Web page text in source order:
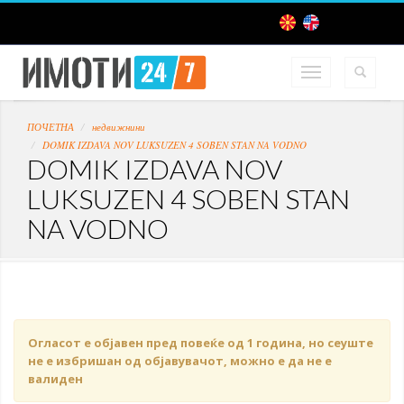
ПОЧЕТНА
недвижнини
DOMIK IZDAVA NOV LUKSUZEN 4 SOBEN STAN NA VODNO
DOMIK IZDAVA NOV
LUKSUZEN 4 SOBEN STAN
NA VODNO
Огласот е објавен пред повеќе од 1 година, но сеуште
не е избришан од објавувачот, можно е да не е
валиден